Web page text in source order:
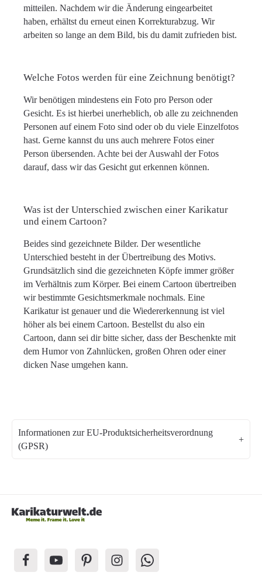
mitteilen. Nachdem wir die Änderung eingearbeitet
haben, erhältst du erneut einen Korrekturabzug. Wir
arbeiten so lange an dem Bild, bis du damit zufrieden bist.
Welche Fotos werden für eine Zeichnung benötigt?
Wir benötigen mindestens ein Foto pro Person oder
Gesicht. Es ist hierbei unerheblich, ob alle zu zeichnenden
Personen auf einem Foto sind oder ob du viele Einzelfotos
hast. Gerne kannst du uns auch mehrere Fotos einer
Person übersenden. Achte bei der Auswahl der Fotos
darauf, dass wir das Gesicht gut erkennen können.
Was ist der Unterschied zwischen einer Karikatur
und einem Cartoon?
Beides sind gezeichnete Bilder. Der wesentliche
Unterschied besteht in der Übertreibung des Motivs.
Grundsätzlich sind die gezeichneten Köpfe immer größer
im Verhältnis zum Körper. Bei einem Cartoon übertreiben
wir bestimmte Gesichtsmerkmale nochmals. Eine
Karikatur ist genauer und die Wiedererkennung ist viel
höher als bei einem Cartoon. Bestellst du also ein
Cartoon, dann sei dir bitte sicher, dass der Beschenkte mit
dem Humor von Zahnlücken, großen Ohren oder einer
dicken Nase umgehen kann.
Informationen zur EU-Produktsicherheitsverordnung
(GPSR)